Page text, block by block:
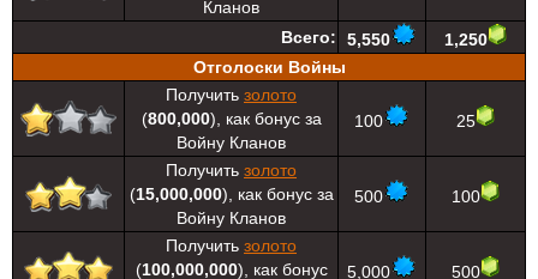
Кланов
Всего: 5,550
1,250
Отголоски Войны
Получить золото
(800,000), как бонус за
Войну Кланов
100 25
Получить золото
(15,000,000), как бонус за
Войну Кланов
500 100
Получить золото
(100,000,000), как бонус
5,000 500